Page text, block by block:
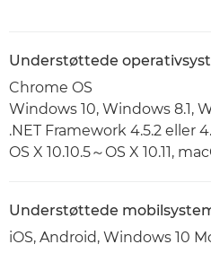
Understøttede
Chrome OS
Windows 10, Windows 8.1,
.NET Framework 4.5.2 eller
OS X 10.10.5～OS X 10.11,
Understøttede
iOS, Android, Windows 10